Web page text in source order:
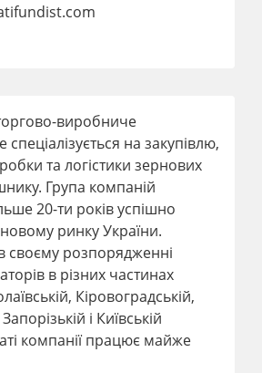
виробниче
на закупівлю,
та логістики зернових
Група компаній
20-ти років успішно
ринку України.
своєму розпорядженні
в різних частинах
Кіровоградській,
і Київській
компанії працює майже